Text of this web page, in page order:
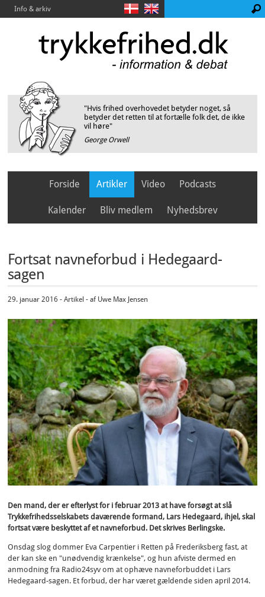
Info & arkiv
"Hvis frihed overhovedet betyder noget, så
betyder det retten til at fortælle folk det, de ikke
vil høre"
George Orwell
Forside Artikler Video Podcasts
Kalender Bliv medlem Nyhedsbrev
Fortsat navneforbud i Hedegaard-
sagen
29. januar 2016 - Artikel - af Uwe Max Jensen
Den mand, der er efterlyst for i februar 2013 at have forsøgt at slå
Trykkefrihedsselskabets daværende formand, Lars Hedegaard, ihjel, skal
fortsat være beskyttet af et navneforbud. Det skrives Berlingske.
Onsdag slog dommer Eva Carpentier i Retten på Frederiksberg fast, at
der kan ske en "unødvendig krænkelse", og hun afviste dermed en
anmodning fra Radio24syv om at ophæve navneforbuddet i Lars
Hedegaard-sagen. Et forbud, der har været gældende siden april 2014.